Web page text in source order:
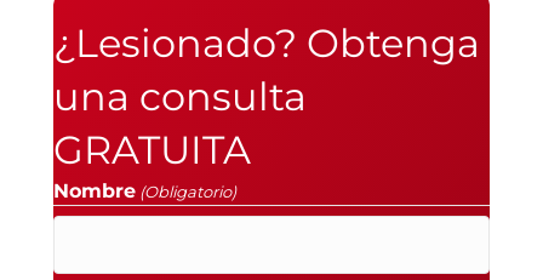
¿Lesionado? Obtenga
una consulta
GRATUITA
Nombre (Obligatorio)